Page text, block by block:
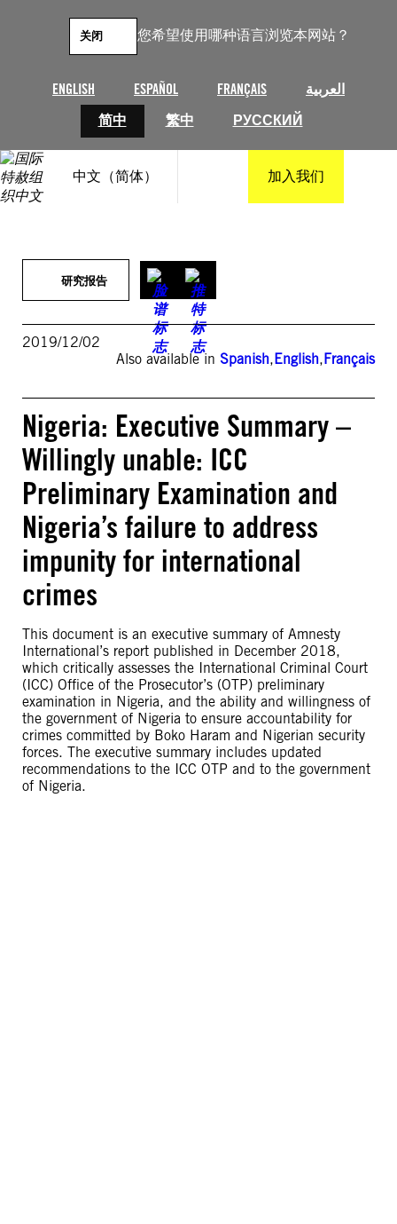
您希望使用哪种语言浏览本网站？
ENGLISH ESPAÑOL FRANÇAIS
العربية
简中
繁中 РУССКИЙ
关闭
中文（简体） 加入我们
研究报告
2019/12/02
Also available in Spanish,English,Français
Nigeria: Executive Summary –
Willingly unable: ICC
Preliminary Examination and
Nigeria’s failure to address
impunity for international
crimes
This document is an executive summary of Amnesty
International’s report published in December 2018,
which critically assesses the International Criminal Court
(ICC) Office of the Prosecutor’s (OTP) preliminary
examination in Nigeria, and the ability and willingness of
the government of Nigeria to ensure accountability for
crimes committed by Boko Haram and Nigerian security
forces. The executive summary includes updated
recommendations to the ICC OTP and to the government
of Nigeria.